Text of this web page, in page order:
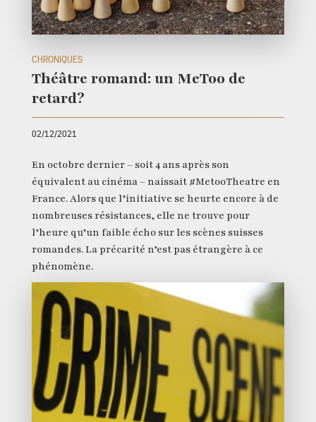
CHRONIQUES
Théâtre romand: un MeToo de
retard?
02/12/2021
En octobre dernier – soit 4 ans après son
équivalent au cinéma – naissait #MetooTheatre en
France. Alors que l’initiative se heurte encore à de
nombreuses résistances, elle ne trouve pour
l’heure qu’un faible écho sur les scènes suisses
romandes. La précarité n’est pas étrangère à ce
phénomène.